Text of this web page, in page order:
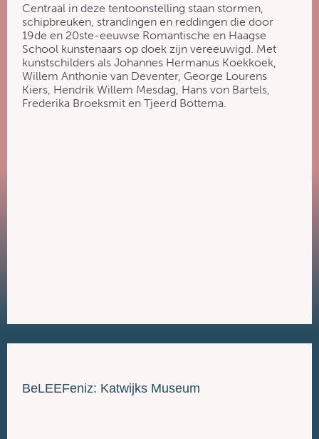
Centraal in deze tentoonstelling staan stormen,
schipbreuken, strandingen en reddingen die door
19de en 20ste-eeuwse Romantische en Haagse
School kunstenaars op doek zijn vereeuwigd. Met
kunstschilders als Johannes Hermanus Koekkoek,
Willem Anthonie van Deventer, George Lourens
Kiers, Hendrik Willem Mesdag, Hans von Bartels,
Frederika Broeksmit en Tjeerd Bottema.
BeLEEFeniz: Katwijks Museum